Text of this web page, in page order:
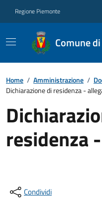
Regione Piemonte
Comune
Home / Amministrazione /
Dichiarazione di residenza -
residenza
Condividi